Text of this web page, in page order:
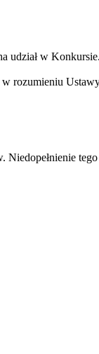
udział w
rozumieniu